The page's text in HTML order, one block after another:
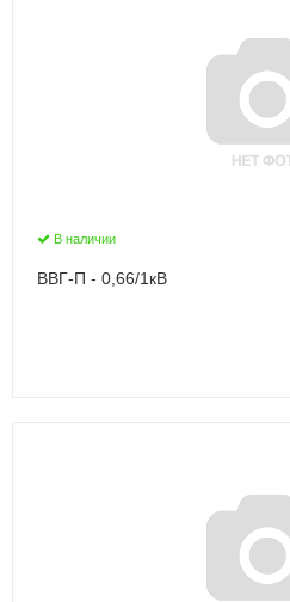
В наличии
ВВГ-П - 0,66/1кВ